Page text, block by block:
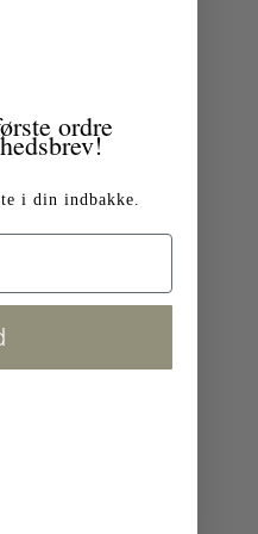
ordre
i din indbakke.